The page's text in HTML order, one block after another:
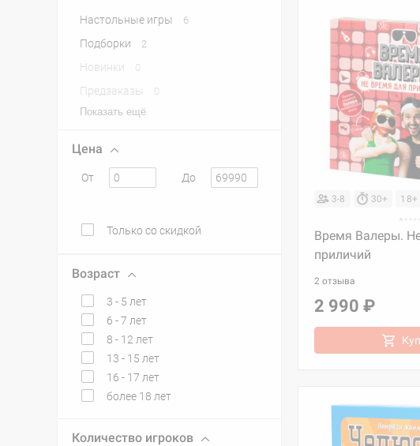
Настольные игры 6
Подборки 2
Новинки 0
Предзаказы
0
Показать ещё
Цена
От До
Только со скидкой
Возраст
3 - 5 лет
6 - 7 лет
8 - 12 лет
13 - 15 лет
16 - 17 лет
более 18 лет
Количество игроков
3-8 30+ 18+
Время Валеры.
приличий
2 отзыва
2 990 ₽